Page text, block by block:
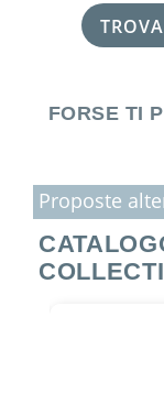
FORSE TI
Proposte